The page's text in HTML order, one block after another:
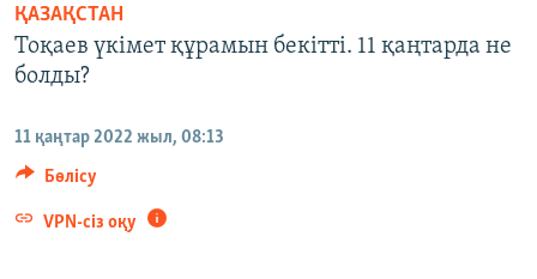
Русский
Басқа тілдерде
ҚАЗАҚСТАН
Тоқаев үкімет құрамын бекітті. 11 қаңтарда не
болды?
11 қаңтар 2022 жыл, 08:13
Бөлісу
VPN-сіз оқу